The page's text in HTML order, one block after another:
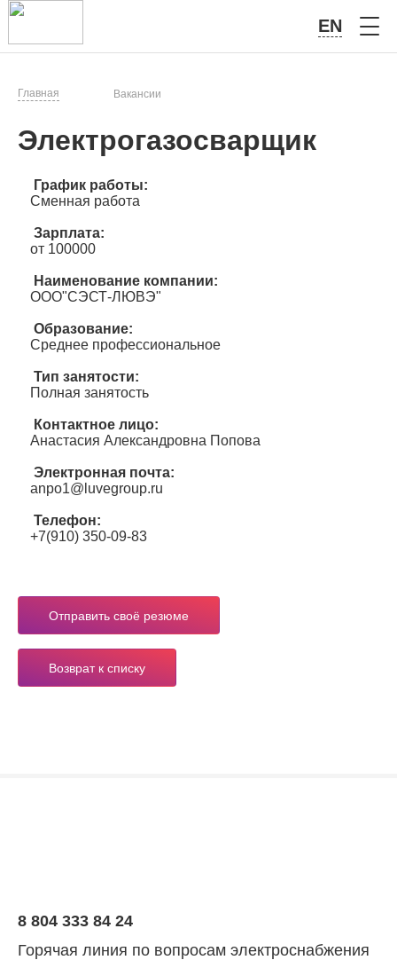
EN
Главная Вакансии
Электрогазосварщик
График работы:
Сменная работа
Зарплата:
от 100000
Наименование компании:
ООО"СЭСТ-ЛЮВЭ"
Образование:
Среднее профессиональное
Тип занятости:
Полная занятость
Контактное лицо:
Анастасия Александровна Попова
Электронная почта:
anpo1@luvegroup.ru
Телефон:
+7(910) 350-09-83
Отправить своё резюме
Возврат к списку
8 804 333 84 24
Горячая линия по вопросам электроснабжения